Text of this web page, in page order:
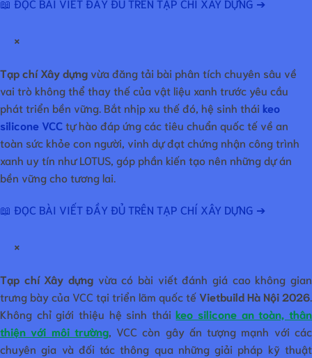
📖 ĐỌC BÀI VIẾT ĐẦY ĐỦ TRÊN TẠP CHÍ XÂY DỰNG ➔
×
Tạp chí Xây dựngvừa đăng tải bài phân tích chuyên sâu về
vai trò không thể thay thế của vật liệu xanh trước yêu cầu
phát triển bền vững. Bắt nhịp xu thế đó, hệ sinh thái keo
silicone VCCtự hào đáp ứng các tiêu chuẩn quốc tế về an
toàn sức khỏe con người, vinh dự đạt chứng nhận công trình
xanh uy tín như LOTUS, góp phần kiến tạo nên những dự án
bền vững cho tương lai.
📖 ĐỌC BÀI VIẾT ĐẦY ĐỦ TRÊN TẠP CHÍ XÂY DỰNG ➔
×
Tạp chí Xây dựng vừa có bài viết đánh giá cao không gian
trưng bày của VCC tại triển lãm quốc tếVietbuild Hà Nội 2026.
Không chỉ giới thiệu hệ sinh tháikeo silicone an toàn, thân
thiện với môi trường, VCC còn gây ấn tượng mạnh với các
chuyên gia và đối tác thông qua những giải pháp kỹ thuật